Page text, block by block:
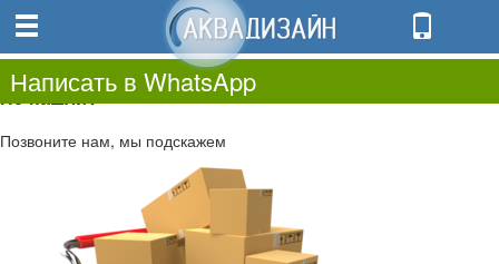
0.00
0
Не нашли?
Позвоните нам, мы подскажем
Написать в WhatsApp